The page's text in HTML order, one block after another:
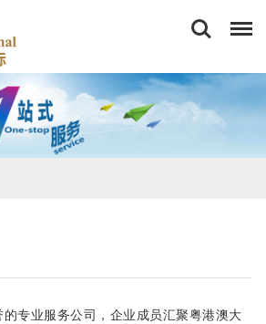
专业服务公司，企业成员汇聚粤港澳大